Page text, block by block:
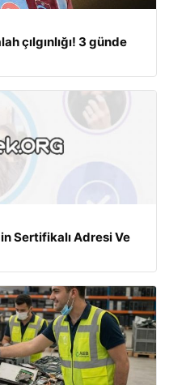
çılgınlığı! 3 günde
Sertifikalı Adresi Ve